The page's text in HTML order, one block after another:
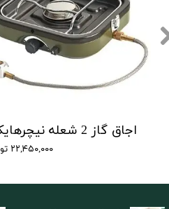
۲۲,۴۵۰,۰۰۰ تومان